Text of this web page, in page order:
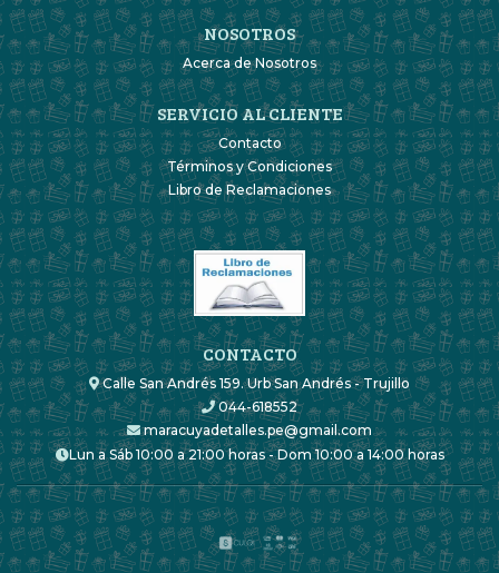
NOSOTROS
Acerca de Nosotros
SERVICIO AL CLIENTE
Contacto
Términos y Condiciones
Libro de Reclamaciones
CONTACTO
Calle San Andrés 159. Urb San Andrés - Trujillo
044-618552
maracuyadetalles.pe@gmail.com
Lun a Sáb 10:00 a 21:00 horas - Dom 10:00 a 14:00 horas